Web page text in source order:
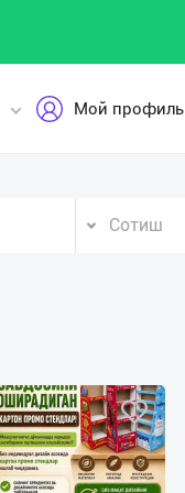
Мой профиль
Сотиш